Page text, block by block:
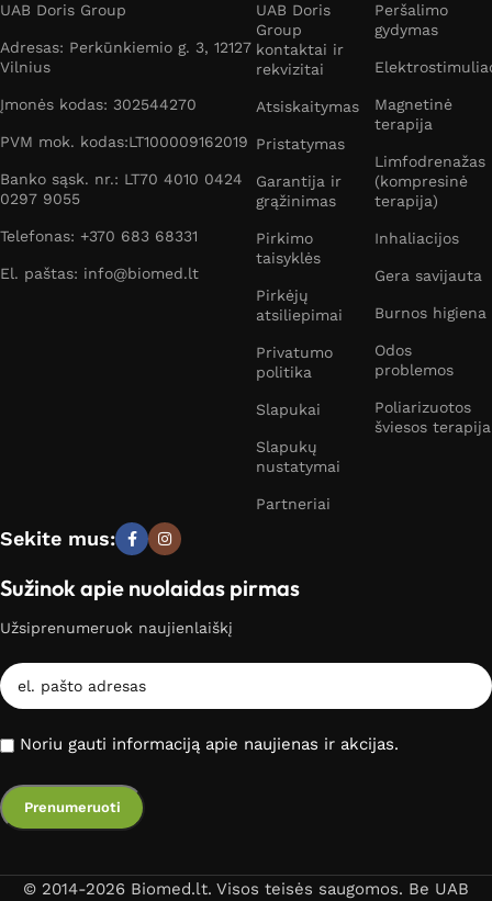
UAB Doris Group
Adresas: Perkūnkiemio g. 3, 12127
Vilnius
Įmonės kodas: 302544270
PVM mok. kodas:LT100009162019
Banko sąsk. nr.: LT70 4010 0424
0297 9055
Telefonas: +370 683 68331
El. paštas: info@biomed.lt
UAB Doris
Group
kontaktai ir
rekvizitai
Atsiskaitymas
Pristatymas
Garantija ir
grąžinimas
Pirkimo
taisyklės
Pirkėjų
atsiliepimai
Privatumo
politika
Slapukai
Slapukų
nustatymai
Partneriai
Peršalimo
gydymas
Magnetinė
terapija
Limfodrenažas
(kompresinė
terapija)
Inhaliacijos
Gera savijauta
Burnos higiena
Odos
problemos
Poliarizuotos
šviesos terapija
Sekite mus:
Sužinok apie nuolaidas pirmas
Užsiprenumeruok naujienlaiškį
Noriu gauti informaciją apie naujienas ir akcijas.
© 2014-2026 Biomed.lt. Visos teisės saugomos. Be UAB